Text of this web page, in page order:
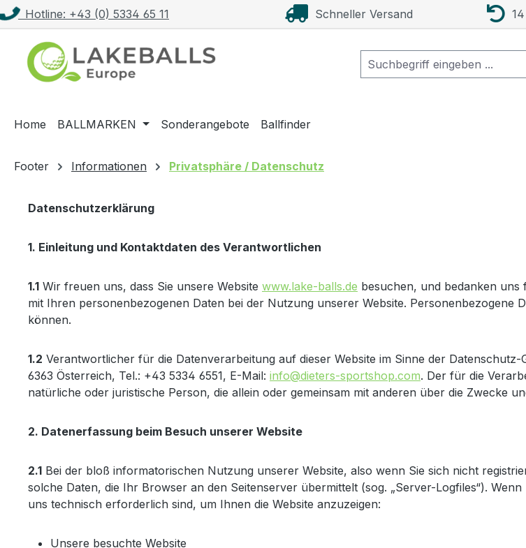
Hauptinhalt springen
Zur Suche springen
Zur Hauptnavigation springen
Hotline: +43 (0) 5334 65 11 Schneller Versand 14
Home BALLMARKEN Sonderangebote Ballfinder
Footer Informationen Privatsphäre / Datenschutz
Datenschutzerklärung
1. Einleitung und Kontaktdaten des Verantwortlichen
1.1 Wir freuen uns, dass Sie unsere Website www.lake-balls.de besuchen, und bedanken
mit Ihren personenbezogenen Daten bei der Nutzung unserer Website. Personenbezogene
können.
1.2 Verantwortlicher für die Datenverarbeitung auf dieser Website im Sinne der
6363 Österreich, Tel.: +43 5334 6551, E-Mail: info@dieters-sportshop.com. Der für die
natürliche oder juristische Person, die allein oder gemeinsam mit anderen über die Zwecke
2. Datenerfassung beim Besuch unserer Website
2.1 Bei der bloß informatorischen Nutzung unserer Website, also wenn Sie sich nicht
solche Daten, die Ihr Browser an den Seitenserver übermittelt (sog. „Server-Logfiles“).
uns technisch erforderlich sind, um Ihnen die Website anzuzeigen:
Unsere besuchte Website